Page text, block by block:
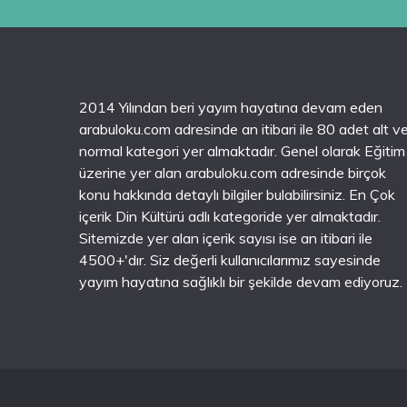
2014 Yılından beri yayım hayatına devam eden
arabuloku.com adresinde an itibari ile 80 adet alt
normal kategori yer almaktadır. Genel olarak Eğitim
üzerine yer alan arabuloku.com adresinde birçok
konu hakkında detaylı bilgiler bulabilirsiniz. En Çok
içerik Din Kültürü adlı kategoride yer almaktadır.
Sitemizde yer alan içerik sayısı ise an itibari ile
4500+'dır. Siz değerli kullanıcılarımız sayesinde
yayım hayatına sağlıklı bir şekilde devam ediyoruz.